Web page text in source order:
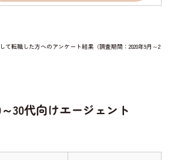
転職した方へのアンケート結果（調査期間：2020年9月～2
30代向けエージェント